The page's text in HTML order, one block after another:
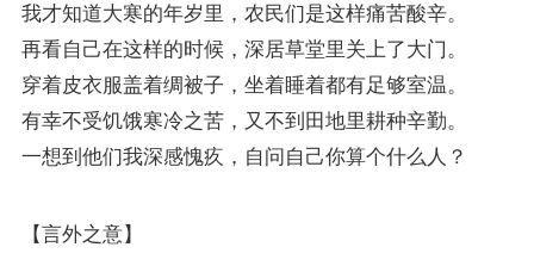
我才知道大寒的年岁里，农民们是这样痛苦酸辛。
再看自己在这样的时候，深居草堂里关上了大门。
穿着皮衣服盖着绸被子，坐着睡着都有足够室温。
有幸不受饥饿寒冷之苦，又不到田地里耕种辛勤。
一想到他们我深感愧疚，自问自己你算个什么人？
【言外之意】